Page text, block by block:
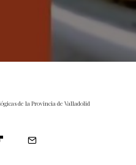
de la Provincia de Valladolid